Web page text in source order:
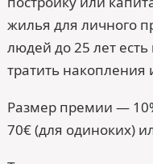
жилья для личного
людей до 25 лет
тратить
Размер премии —
70€ (для одиноких)